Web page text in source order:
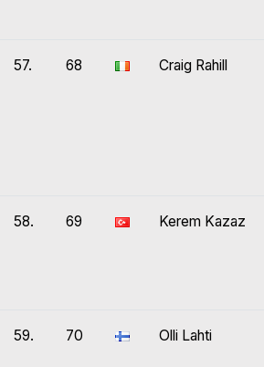
57. 68 Craig Rahill
58. 69 Kerem Kazaz
59. 70 Olli Lahti